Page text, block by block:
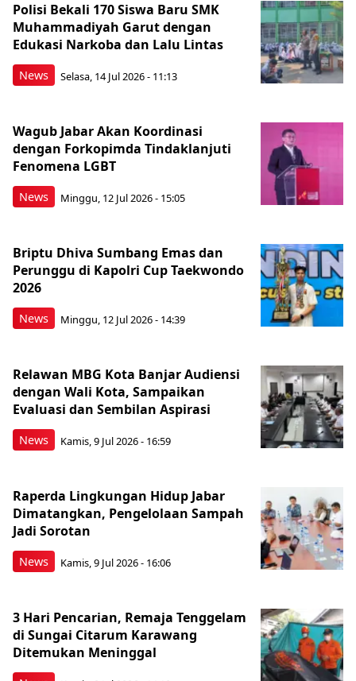
News
Polisi Bekali 170 Siswa Baru SMK
Muhammadiyah Garut dengan
Edukasi Narkoba dan Lalu Lintas
Selasa, 14 Jul 2026 - 11:13
News
Wagub Jabar Akan Koordinasi
dengan Forkopimda Tindaklanjuti
Fenomena LGBT
Minggu, 12 Jul 2026 - 15:05
News
Briptu Dhiva Sumbang Emas dan
Perunggu di Kapolri Cup Taekwondo
2026
Minggu, 12 Jul 2026 - 14:39
News
Relawan MBG Kota Banjar Audiensi
dengan Wali Kota, Sampaikan
Evaluasi dan Sembilan Aspirasi
Kamis, 9 Jul 2026 - 16:59
News
Raperda Lingkungan Hidup Jabar
Dimatangkan, Pengelolaan Sampah
Jadi Sorotan
Kamis, 9 Jul 2026 - 16:06
3 Hari Pencarian, Remaja Tenggelam
di Sungai Citarum Karawang
Ditemukan Meninggal